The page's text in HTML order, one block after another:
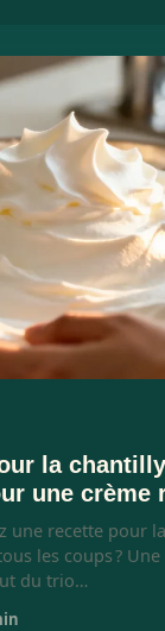
la
une crème
une recette pour
les coups ?
du trio…